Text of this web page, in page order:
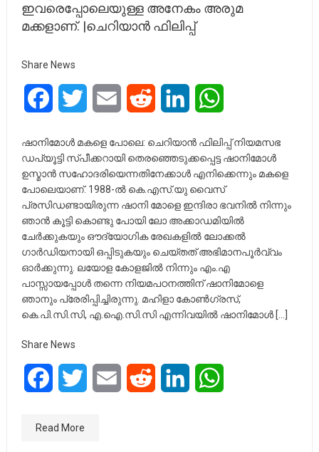
ഇവരെപ്പോലെയുള്ള അനേകം അരുമ
മക്കളാണ്. |ചെറിയാൻ ഫിലിപ്പ്
Share News
FacebookTwitter Email Reddit LinkedIn
ഷാനിമോൾ മകളെ പോലെ: ചെറിയാൻ ഫിലിപ്പ് നിയമസഭ
ഡപ്യൂട്ടി സ്പീക്കറായി തെരഞ്ഞെടുക്കപ്പെട്ട ഷാനിമോൾ
ഉസ്മാൻ സഹോദരിയെന്നതിനേക്കാൾ എനിക്കെന്നും മകളെ
പോലെയാണ്. 1988-ൽ കെ.എസ്.യു വൈസ്
പ്രസിഡണ്ടായിരുന്ന ഷാനി മോളെ ഇന്ദിരാ ഭവനിൽ നിന്നും
ഞാൻ കൂട്ടി കൊണ്ടു പോയി ലോ അക്കാഡമിയിൽ
ചേർക്കുകയും ഔദ്യോഗിക രേഖകളിൽ ലോക്കൽ
ഗാർഡിയനായി ഒപ്പിടുകയും ചെയ്തത് അഭിമാനപൂർവ്വം
ഓർക്കുന്നു. ലയോള കോളജിൽ നിന്നും എം.എ
പാസ്സായപ്പോൾ തന്നെ നിയമപഠനത്തിന് ഷാനിമോളെ
ഞാനും പ്രേരിപ്പിച്ചിരുന്നു. മഹിളാ കോൺഗ്രസ്,
കെ.പി.സി.സി, എ.ഐ.സി.സി എന്നിവയിൽ ഷാനിമോൾ […]
Share News
FacebookTwitter Email Reddit LinkedIn
Read More